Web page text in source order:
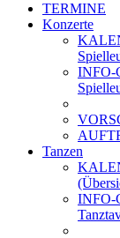
TERMINE
Konzerte
INFO-
Tanzen
INFO-